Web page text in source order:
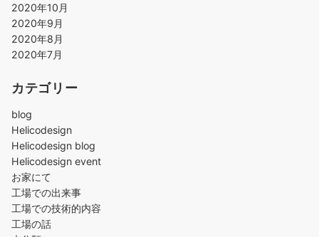
2020年10月
2020年9月
2020年8月
2020年7月
カテゴリー
blog
Helicodesign
Helicodesign blog
Helicodesign event
お家にて
工場での出来事
工場での技術的内容
工場の話